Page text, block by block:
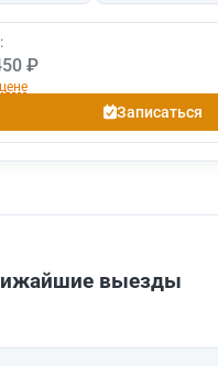
₽
Записаться
выезды